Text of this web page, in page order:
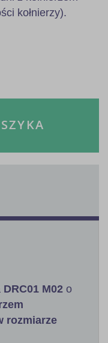
kołnierzy).
DRC01 M02 o
rozmiarze